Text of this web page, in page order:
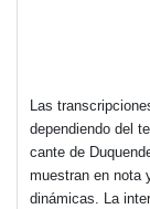
Las
dependiendo del
cante de
muestran en nota
dinámicas. La